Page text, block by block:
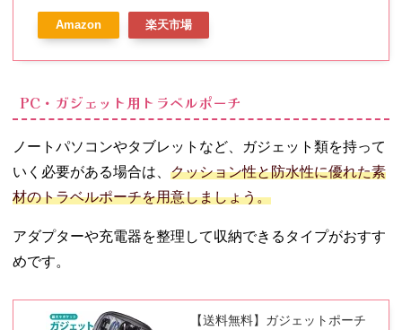
チ 化粧品収納 防水 ハンドル付き
化粧バッグ 小物入れ 収納バッグ
Amazon 楽天市場
PC・ガジェット用トラベルポーチ
ノートパソコンやタブレットなど、ガジェット類を持って
いく必要がある場合は、 クッション性と防水性に優れた素
材のトラベルポーチを用意しましょう。
アダプターや充電器を整理して収納できるタイプがおすす
めです。
【送料無料】ガジェットポーチ